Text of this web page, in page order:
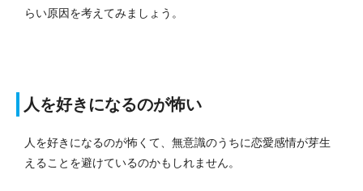
らい原因を考えてみましょう。
人を好きになるのが怖い
人を好きになるのが怖くて、無意識のうちに恋愛感情が芽生
えることを避けているのかもしれません。